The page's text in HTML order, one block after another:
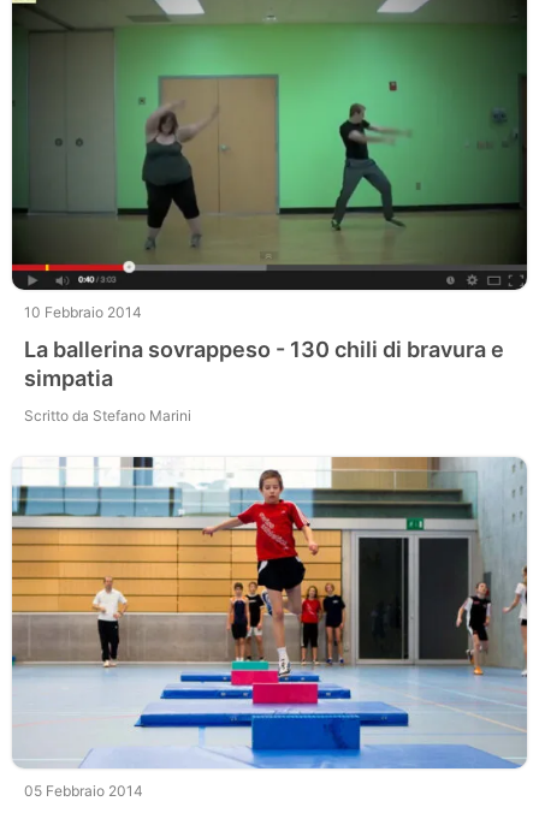
10 Febbraio 2014
La ballerina sovrappeso - 130 chili di bravura e
simpatia
Scritto da Stefano Marini
05 Febbraio 2014